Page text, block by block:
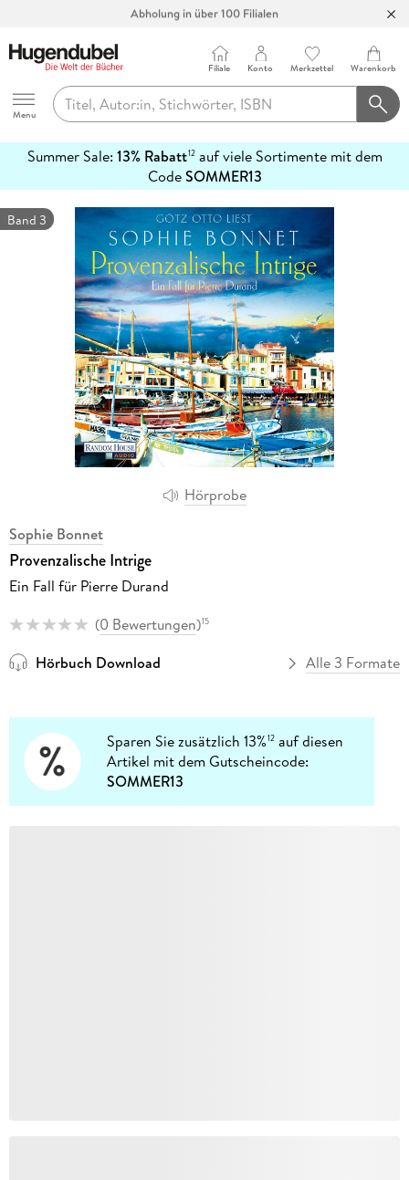
Abholung in über 100 Filialen
Hugendubel
Menu
Filiale Konto Merkzettel Warenkorb
Summer Sale: 13% Rabatt12auf viele Sortimente mit dem
CodeSOMMER13
erfahren
Hörprobe
Band 3
Sophie Bonnet
Provenzalische Intrige
Ein Fall für Pierre Durand
(0 Bewertungen)15
Hörbuch Download Alle 3 Formate
Sparen Sie zusätzlich 13%12 auf diesen
Artikel mit dem Gutscheincode:
SOMMER13